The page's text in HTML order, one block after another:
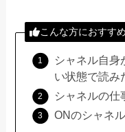
こんな方におすすめ
シャネル自身
い状態で読み
シャネルの仕
ONのシャネ